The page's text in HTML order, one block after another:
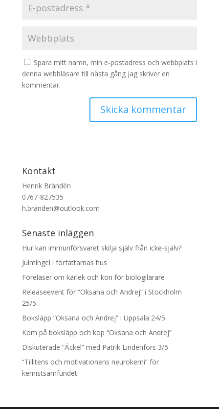
Spara mitt namn, min e-postadress och webbplats i
denna webbläsare till nästa gång jag skriver en
kommentar.
Kontakt
Henrik Brändén
0767-827535
h.branden@outlook.com
Senaste inläggen
Hur kan immunförsvaret skilja själv från icke-själv?
Julmingel i författarnas hus
Föreläser om kärlek och kön för biologilärare
Releaseevent för “Oksana och Andrej” i Stockholm
25/5
Boksläpp “Oksana och Andrej” i Uppsala 24/5
Kom på boksläpp och köp “Oksana och Andrej”
Diskuterade “Äckel” med Patrik Lindenfors 3/5
“Tillitens och motivationens neurokemi” för
kemistsamfundet